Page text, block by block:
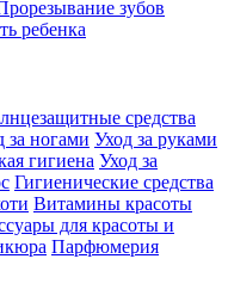
зубов
ребенка
средства
за ногами Уход за руками
гигиена Уход за
Гигиенические средства
Витамины красоты
для красоты и
Парфюмерия